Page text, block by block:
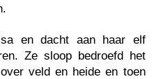
en dacht aan haar elf
Ze sloop bedroefd het
veld en heide en toen